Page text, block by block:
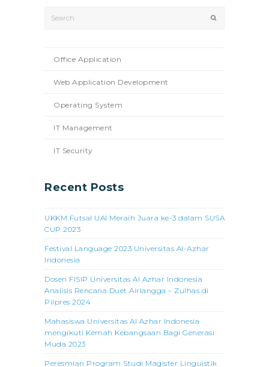
Office Application
Web Application Development
Operating System
IT Management
IT Security
Recent Posts
UKKM Futsal UAI Meraih Juara ke-3 dalam SUSA
CUP 2023
Festival Language 2023 Universitas Al-Azhar
Indonesia
Dosen FISIP Universitas Al Azhar Indonesia
Analisis Rencana Duet Airlangga – Zulhas di
Pilpres 2024
Mahasiswa Universitas Al Azhar Indonesia
mengikuti Kemah Kebangsaan Bagi Generasi
Muda 2023
Peresmian Program Studi Magister Linguistik